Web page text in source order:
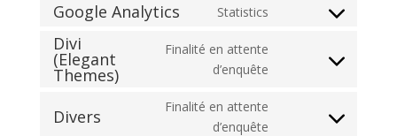
Google Analytics Statistics
Divi
(Elegant
Themes)
Finalité en attente
d’enquête
Divers
Finalité en attente
d’enquête